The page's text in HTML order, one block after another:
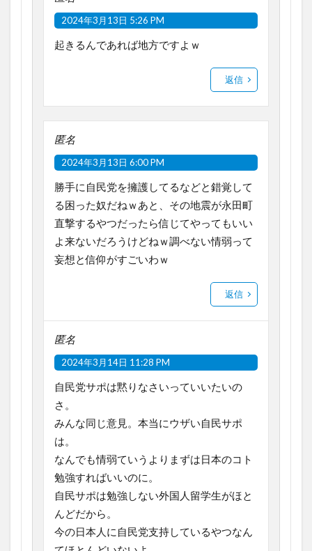
2024年3月13日 5:26 PM
起きるんであれば地方ですよｗ
返信
匿名
2024年3月13日 6:00 PM
勝手に自民党を擁護してるなどと錯覚して
る困った奴だねｗあと、その地震が永田町
直撃するやつだったら信じてやってもいい
よ来ないだろうけどねｗ調べない情弱って
妄想と信仰がすごいわｗ
返信
匿名
2024年3月14日 11:28 PM
自民党サポは黙りなさいっていいたいの
さ。
みんな同じ意見。本当にウザい自民サポ
は。
なんでも情弱ていうよりまずは日本のコト
勉強すればいいのに。
自民サポは勉強しない外国人留学生がほと
んどだから。
今の日本人に自民党支持しているやつなん